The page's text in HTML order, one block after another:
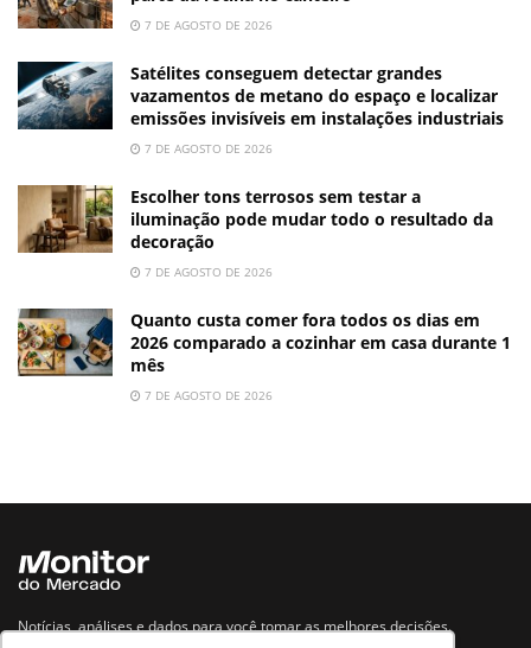
7 DE AGOSTO DE 2026
Satélites conseguem detectar grandes
vazamentos de metano do espaço e localizar
emissões invisíveis em instalações industriais
7 DE AGOSTO DE 2026
Escolher tons terrosos sem testar a
iluminação pode mudar todo o resultado da
decoração
7 DE AGOSTO DE 2026
Quanto custa comer fora todos os dias em
2026 comparado a cozinhar em casa durante 1
mês
7 DE AGOSTO DE 2026
Notícias, análises e dados para você tomar as melhores decisões.